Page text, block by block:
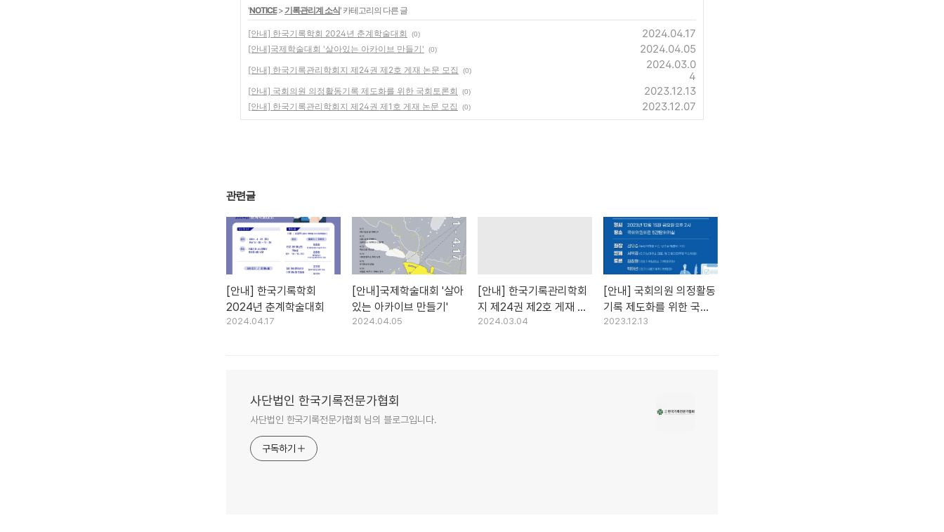
'NOTICE> 기록관리계 소식' 카테고리의 다른 글
[안내] 한국기록학회 2024년 춘계학술대회 (0) 2024.04.17
[안내]국제학술대회 '살아있는 아카이브 만들기' (0) 2024.04.05
[안내] 한국기록관리학회지 제24권 제2호 게재 논문 모집 (0)
2024.03.0
4
[안내] 국회의원 의정활동기록 제도화를 위한 국회토론회 (0) 2023.12.13
[안내] 한국기록관리학회지 제24권 제1호 게재 논문 모집 (0) 2023.12.07
관련글
[안내] 한국기록학회
2024년 춘계학술대회
2024.04.17
[안내]국제학술대회 '살아
있는 아카이브 만들기'
2024.04.05
[안내] 한국기록관리학회
지 제24권 제2호 게재 논
문 모집
2024.03.04
[안내] 국회의원 의정활동
기록 제도화를 위한 국회
토론회
2023.12.13
사단법인 한국기록전문가협회
사단법인 한국기록전문가협회 님의 블로그입니다.
구독하기